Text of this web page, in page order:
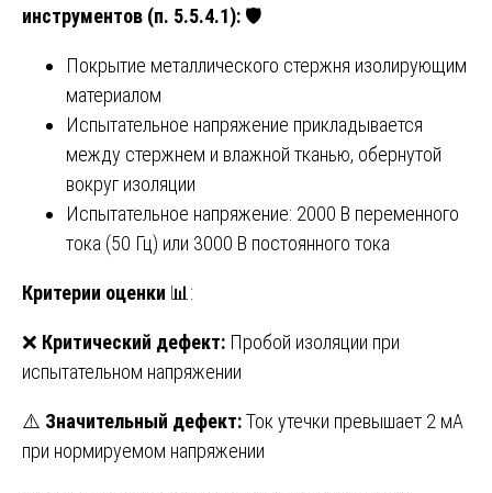
инструментов (п. 5.5.4.1): 🛡️
Покрытие металлического стержня изолирующим
материалом
Испытательное напряжение прикладывается
между стержнем и влажной тканью, обернутой
вокруг изоляции
Испытательное напряжение: 2000 В переменного
тока (50 Гц) или 3000 В постоянного тока
Критерии оценки 📊:
❌ Критический дефект: Пробой изоляции при
испытательном напряжении
⚠️ Значительный дефект:Ток утечки превышает 2 мА
при нормируемом напряжении